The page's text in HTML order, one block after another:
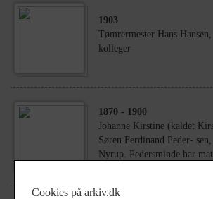
1903
Tømrermester Hans
kolleger
1870 - 1900
Johanne Kirstine (kaldet
Søren Ferdinand Peder-
Nyrup. Pedersminde har
Cookies på arkiv.dk